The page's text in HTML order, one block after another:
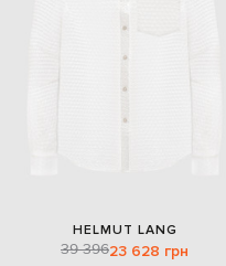
HELMUT LANG
39 39623 628 грн